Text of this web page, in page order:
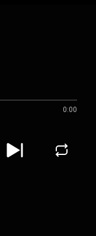
0:00